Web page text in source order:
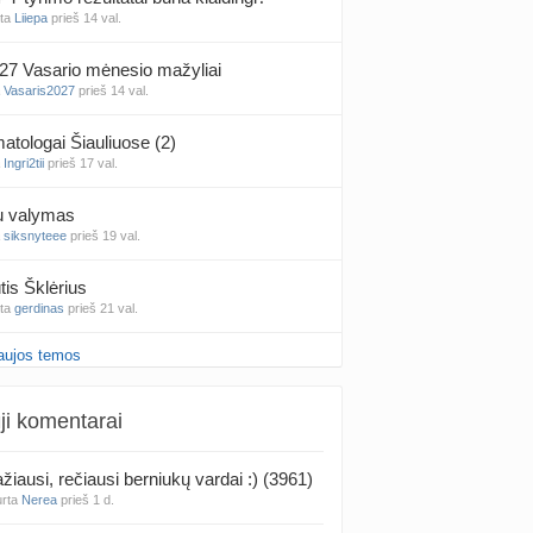
Liiepa prieš 14 val.
Vasario mėnesio mažyliai
Vasaris2027 prieš 14 val.
Šiauliuose (2)
Ingri2tii prieš 17 val.
valymas
siksnyteee prieš 19 val.
Šklėrius
gerdinas prieš 21 val.
mėnesio dvyniai
Jonas
mokyklos
temos
komentarai
rečiausi berniukų vardai :) (3961)
Nerea prieš 1 d.